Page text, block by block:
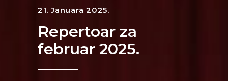
21. Januara 2025.
Repertoar za
februar 2025.